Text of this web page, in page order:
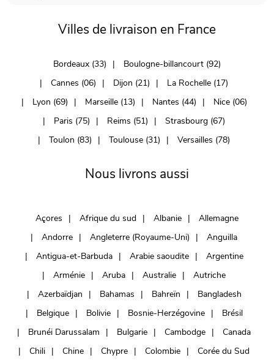
Villes de livraison en France
Bordeaux (33)
Boulogne-billancourt (92)
Cannes (06)
Dijon (21)
La Rochelle (17)
Lyon (69)
Marseille (13) Nantes (44)
Nice (06)
Paris (75)
Reims (51)
Strasbourg (67)
Toulon (83)
Toulouse (31) Versailles (78)
Nous livrons aussi
Açores Afrique du sud Albanie
Allemagne
Andorre
Angleterre (Royaume-Uni)
Anguilla
Antigua-et-Barbuda
Arabie saoudite
Argentine
Arménie
Aruba Australie
Autriche
Azerbaïdjan
Bahamas Bahreïn
Bangladesh
Belgique
Bolivie Bosnie-Herzégovine
Brésil
Brunéi Darussalam
Bulgarie Cambodge
Canada
Chili
Chine Chypre Colombie
Corée du Sud